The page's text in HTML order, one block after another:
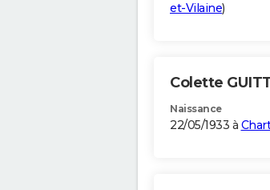
et-Vilaine)
Colette
Naissance
22/05/1933 à